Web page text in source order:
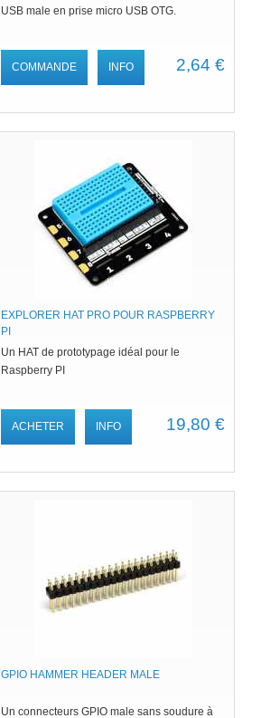
USB male en prise micro USB OTG.
2,64 €
COMMANDE INFO
EXPLORER HAT PRO POUR RASPBERRY
PI
Un HAT de prototypage idéal pour le
Raspberry PI
19,80 €
ACHETER INFO
GPIO HAMMER HEADER MALE
Un connecteurs GPIO male sans soudure à